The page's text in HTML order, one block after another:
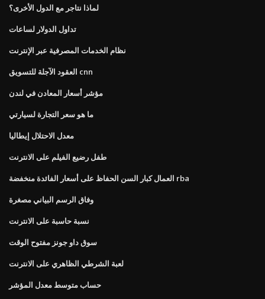
لماذا نتاجر مع الدول الأخرى؟
تداول الدولار لساعات
نظام الخدمات المصرفية عبر الإنترنت
العقود الآجلة للتسويق cnn
مؤشر أسعار المعادن في لندن
ما هو سعر التجارة لسيارتي
معدل الاحتلال إيطاليا
طفل رضيع الفيلم على الانترنت
العمال كبار السن الحفاظ على أسعار الفائدة منخفضة rba
وفاق الرسم البياني مصغرة
نسبة حاسبة على الانترنت
سوق داو جونز مفتوح الوقت
لعبة الشرطي الظاهري على الانترنت
حساب متوسط ​​معدل المؤشر